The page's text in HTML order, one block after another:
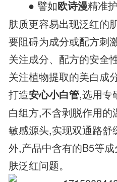
● 譬如欧诗漫精准
肤质更容易出现泛红的
要阻碍为成分或配方刺
关注成分、配方的安全
关注植物提取的美白成
打造安心小白管,选用专
白组方,不含剥脱作用
敏感源头,实现双通路舒
外,产品中含有的B5等
肤泛红问题。